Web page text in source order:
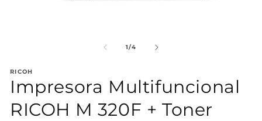
una
ventana
modal
1/de
4
RICOH
Impresora Multifuncional
RICOH M 320F + Toner